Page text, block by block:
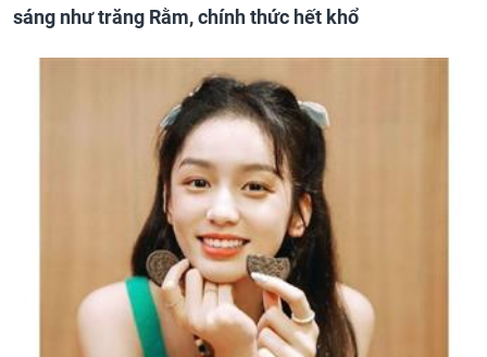
sáng như trăng Rằm, chính thức hết khổ